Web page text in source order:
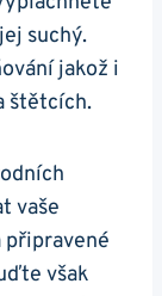
suchý.
jakož i
‍štětcích.
⁣vaše
však